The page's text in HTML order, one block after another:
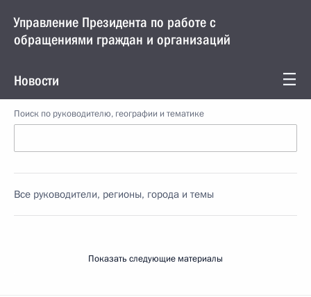
Управление Президента по работе с
обращениями граждан и организаций
Новости
Поиск по руководителю, географии и тематике
Все руководители, регионы, города и темы
Показать следующие материалы